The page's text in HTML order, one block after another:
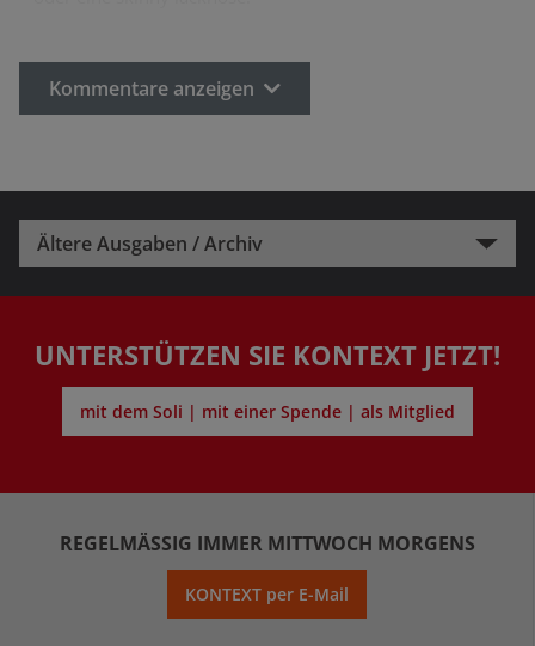
Kommentare anzeigen
Ältere Ausgaben / Archiv
UNTERSTÜTZEN SIE KONTEXT JETZT!
mit dem Soli | mit einer Spende | als Mitglied
REGELMÄSSIG IMMER MITTWOCH MORGENS
KONTEXT per E-Mail